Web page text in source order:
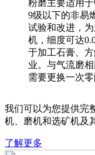
粉磨主要适用
9级以下的非易
试验和改进，
机，细度可达
于加工石膏、
业。与气流磨
需要更换一次
我们可以为您提供完
机、磨机和选矿机及
了解更多